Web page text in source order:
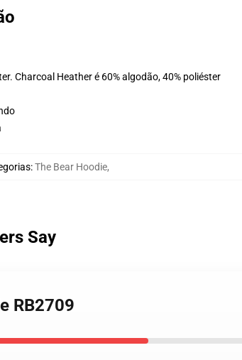
Charcoal Heather é 60% algodão, 40% poliéster
:The Bear Hoodie,
Say
RB2709